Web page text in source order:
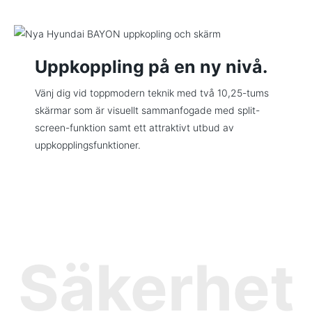
Uppkoppling på en ny nivå.
Vänj dig vid toppmodern teknik med två 10,25-tums
skärmar som är visuellt sammanfogade med split-
screen-funktion samt ett attraktivt utbud av
uppkopplingsfunktioner.